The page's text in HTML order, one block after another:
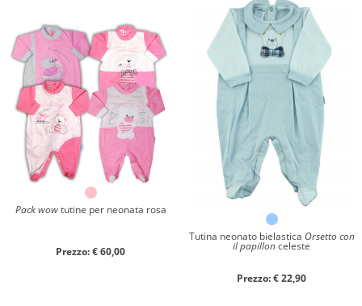
Pack wowtutine per neonata rosa
Prezzo: € 60,00
Tutina neonato bielastica Orsetto con
il papillonceleste
Prezzo: € 22,90
Materiale
Caldo cotone Cotone
Collezione
Autunno/Inverno Primavera/Estate
Solo articoli in offerta